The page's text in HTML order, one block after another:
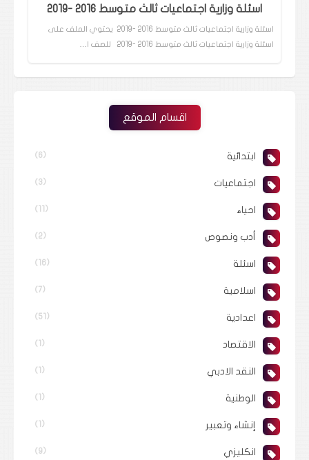
اسئلة وزارية اجتماعيات ثالث متوسط 2016 -2019
اسئلة وزارية اجتماعيات ثالث متوسط 2016 -2019 يحتوي الملف على
اسئلة وزارية اجتماعيات ثالث متوسط 2016 -2019 للصف ا…
اقسام الموقع
ابتدائية (6)
اجتماعيات (3)
احياء (11)
أدب ونصوص (2)
اسئلة (16)
اسلامية (7)
اعدادية (51)
الاقتصاد (1)
النقد الادبي (1)
الوطنية (1)
إنشاء وتعبير (1)
انكليزي (9)